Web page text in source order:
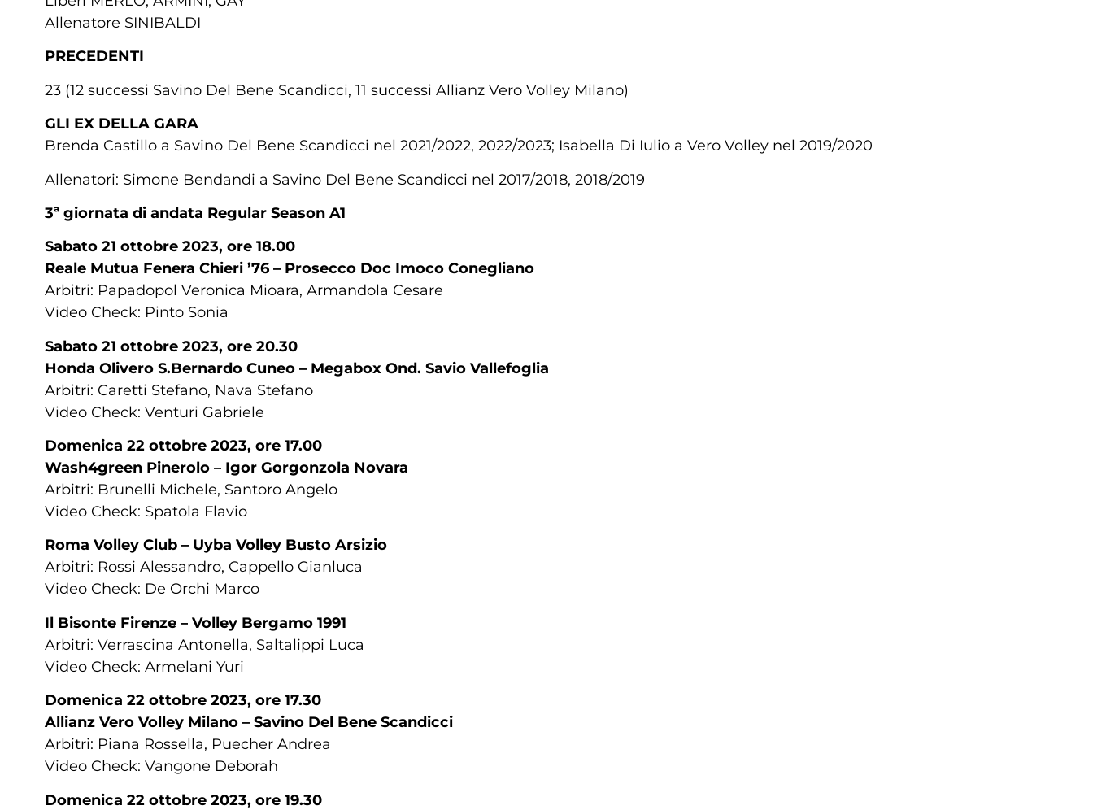
Allenatore SINIBALDI
PRECEDENTI
23 (12 successi Savino Del Bene Scandicci, 11 successi Allianz Vero Volley Milano)
GLI EX DELLA GARA
Brenda Castillo a Savino Del Bene Scandicci nel 2021/2022, 2022/2023; Isabella Di Iulio a Vero Volley nel 2019/2020
Allenatori: Simone Bendandi a Savino Del Bene Scandicci nel 2017/2018, 2018/2019
3ª giornata di andata Regular Season A1
Sabato 21 ottobre 2023, ore 18.00
Reale Mutua Fenera Chieri ’76 – Prosecco Doc Imoco Conegliano
Arbitri: Papadopol Veronica Mioara, Armandola Cesare
Video Check: Pinto Sonia
Sabato 21 ottobre 2023, ore 20.30
Honda Olivero S.Bernardo Cuneo – Megabox Ond. Savio Vallefoglia
Arbitri: Caretti Stefano, Nava Stefano
Video Check: Venturi Gabriele
Domenica 22 ottobre 2023, ore 17.00
Wash4green Pinerolo – Igor Gorgonzola Novara
Arbitri: Brunelli Michele, Santoro Angelo
Video Check: Spatola Flavio
Roma Volley Club – Uyba Volley Busto Arsizio
Arbitri: Rossi Alessandro, Cappello Gianluca
Video Check: De Orchi Marco
Il Bisonte Firenze – Volley Bergamo 1991
Arbitri: Verrascina Antonella, Saltalippi Luca
Video Check: Armelani Yuri
Domenica 22 ottobre 2023, ore 17.30
Allianz Vero Volley Milano – Savino Del Bene Scandicci
Arbitri: Piana Rossella, Puecher Andrea
Video Check: Vangone Deborah
Domenica 22 ottobre 2023, ore 19.30